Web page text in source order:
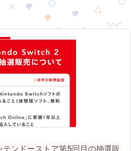
テンドーストア第5回目の抽選販